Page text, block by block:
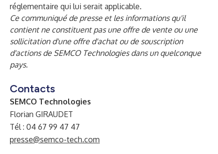
réglementaire qui lui serait applicable.
Ce communiqué de presse et les informations qu'il
contient ne constituent pas une offre de vente ou une
sollicitation d'une offre d'achat ou de souscription
d'actions de SEMCO Technologies dans un quelconque
pays.
Contacts
SEMCO Technologies
Florian GIRAUDET
Tél : 04 67 99 47 47
presse@semco-tech.com